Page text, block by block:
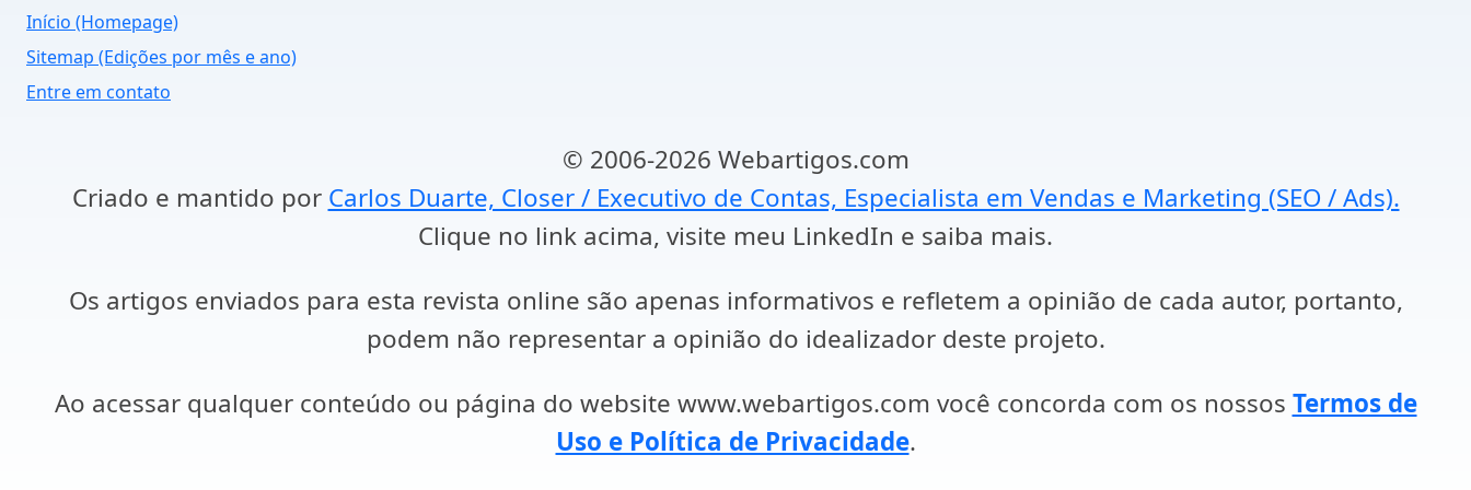
Início (Homepage)
Sitemap (Edições por mês e ano)
Entre em contato
© 2006-2026 Webartigos.com
Criado e mantido por Carlos Duarte, Closer / Executivo de Contas, Especialista em Vendas e Marketing (SEO / Ads).
Clique no link acima, visite meu LinkedIn e saiba mais.
Os artigos enviados para esta revista online são apenas informativos e refletem a opinião de cada autor, portanto,
podem não representar a opinião do idealizador deste projeto.
Ao acessar qualquer conteúdo ou página do website www.webartigos.com você concorda com os nossos Termos de
Uso e Política de Privacidade.